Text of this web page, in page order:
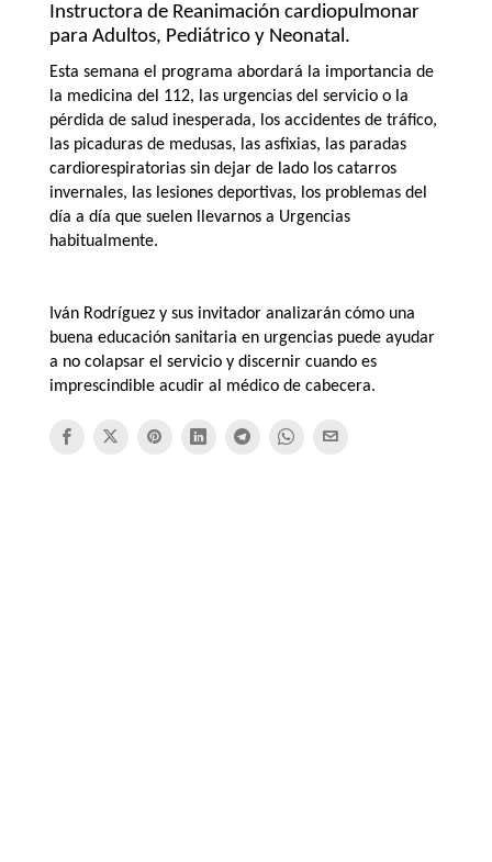
Instructora de Reanimación cardiopulmonar
para Adultos, Pediátrico y Neonatal.
Esta semana el programa abordará la importancia de
la medicina del 112, las urgencias del servicio o la
pérdida de salud inesperada, los accidentes de tráfico,
las picaduras de medusas, las asfixias, las paradas
cardiorespiratorias sin dejar de lado los catarros
invernales, las lesiones deportivas, los problemas del
día a día que suelen llevarnos a Urgencias
habitualmente.
Iván Rodríguez y sus invitador analizarán cómo una
buena educación sanitaria en urgencias puede ayudar
a no colapsar el servicio y discernir cuando es
imprescindible acudir al médico de cabecera.